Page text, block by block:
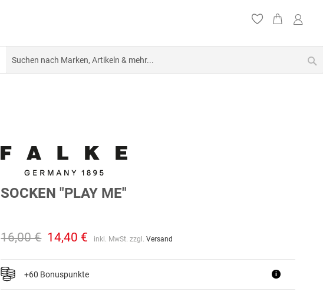
SOCKEN "PLAY ME"
16,00 € 14,40 € inkl. MwSt. zzgl.Versand
+60 Bonuspunkte i